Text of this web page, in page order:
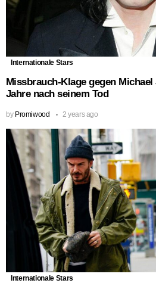
Internationale Stars
Missbrauch-Klage gegen
Jahre nach seinem Tod
by Promiwood 2 years ago
Internationale Stars